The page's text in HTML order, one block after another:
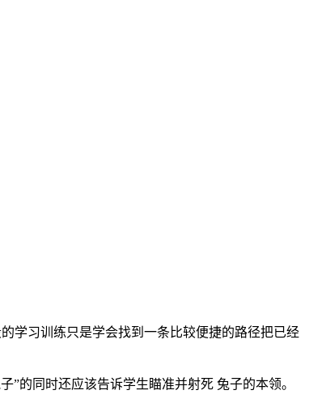
学习训练只是学会找到一条比较便捷的路径把已经
的同时还应该告诉学生瞄准并射死 兔子的本领。